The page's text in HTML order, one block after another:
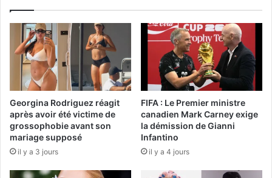
Georgina Rodriguez réagit
après avoir été victime de
grossophobie avant son
mariage supposé
il y a 3 jours
FIFA : Le Premier ministre
canadien Mark Carney exige
la démission de Gianni
Infantino
il y a 4 jours